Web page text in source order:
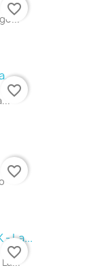
favorite_border
favorite_border
favorite_border
La...
favorite_border